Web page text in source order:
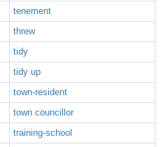
tenement
threw
tidy
tidy up
town-resident
town councillor
training-school